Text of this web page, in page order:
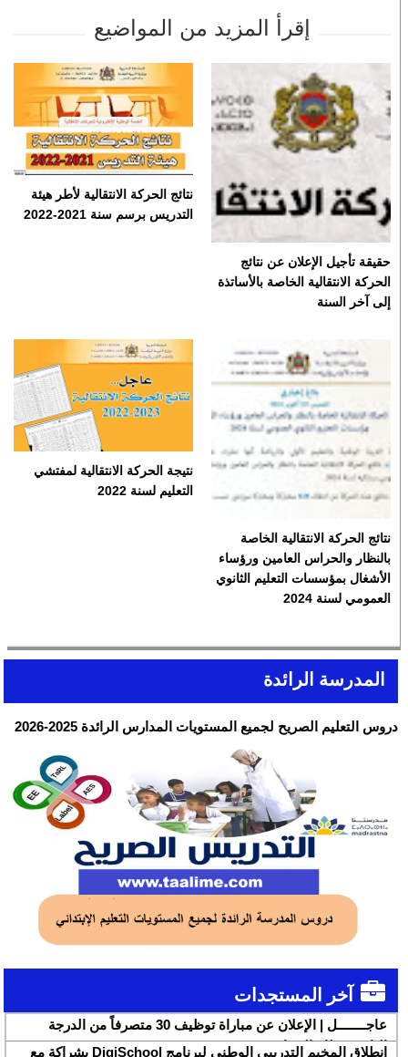
إقرأ المزيد من المواضيع
حقيقة تأجيل الإعلان عن نتائج
الحركة الانتقالية الخاصة بالأساتذة
إلى آخر السنة
نتائج الحركة الانتقالية لأطر هيئة
التدريس برسم سنة 2021-2022
نتائج الحركة الانتقالية الخاصة
بالنظار والحراس العامين ورؤساء
الأشغال بمؤسسات التعليم الثانوي
العمومي لسنة 2024
نتيجة الحركة الانتقالية لمفتشي
التعليم لسنة 2022
المدرسة الرائدة
دروس التعليم الصريح لجميع المستويات المدارس الرائدة 2025-2026
آخر المستجدات
عاجــــــــل | الإعلان عن مباراة توظيف 30 متصرفاً من الدرجة
الثانية بقطاع الشباب
انطلاق المخيم التدريبي الوطني لبرنامج DigiSchool بشراكة مع